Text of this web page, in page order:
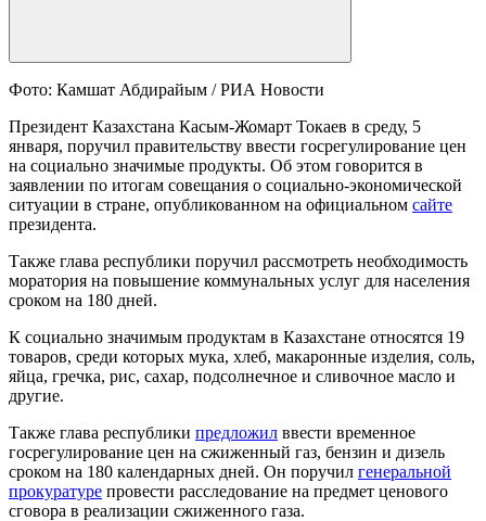
Фото: Камшат Абдирайым / РИА Новости
Президент Казахстана Касым-Жомарт Токаев в среду, 5
января, поручил правительству ввести госрегулирование цен
на социально значимые продукты. Об этом говорится в
заявлении по итогам совещания о социально-экономической
ситуации в стране, опубликованном на официальном сайте
президента.
Также глава республики поручил рассмотреть необходимость
моратория на повышение коммунальных услуг для населения
сроком на 180 дней.
К социально значимым продуктам в Казахстане относятся 19
товаров, среди которых мука, хлеб, макаронные изделия, соль,
яйца, гречка, рис, сахар, подсолнечное и сливочное масло и
другие.
Также глава республики предложил ввести временное
госрегулирование цен на сжиженный газ, бензин и дизель
сроком на 180 календарных дней. Он поручил генеральной
прокуратуре провести расследование на предмет ценового
сговора в реализации сжиженного газа.